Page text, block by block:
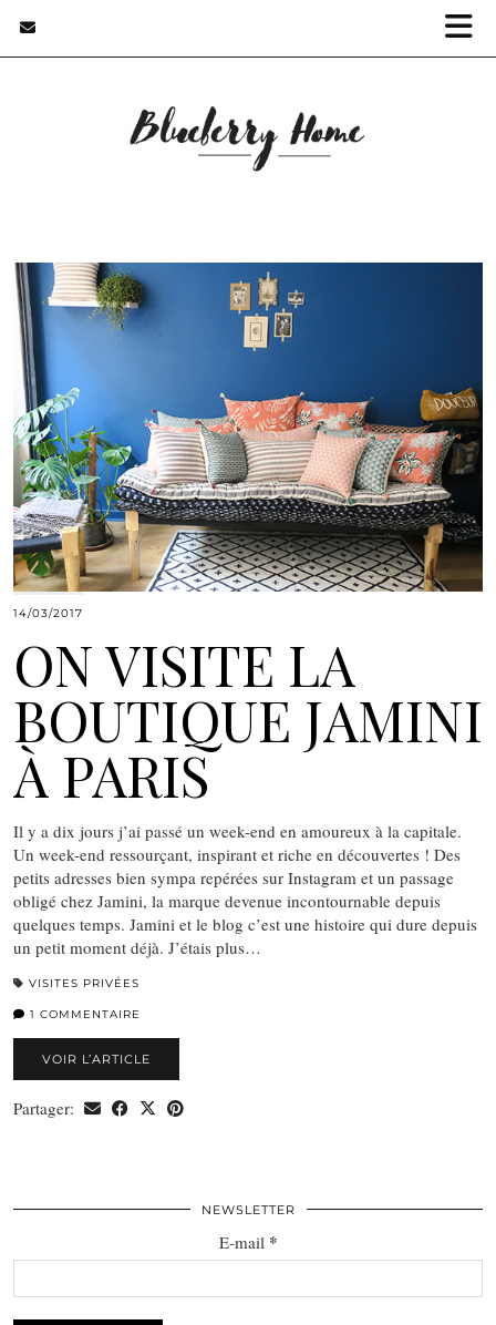
14/03/2017
ON VISITE LA
BOUTIQUE JAMINI
À PARIS
Il y a dix jours j’ai passé un week-end en amoureux à la capitale.
Un week-end ressourçant, inspirant et riche en découvertes ! Des
petits adresses bien sympa repérées sur Instagram et un passage
obligé chez Jamini, la marque devenue incontournable depuis
quelques temps. Jamini et le blog c’est une histoire qui dure depuis
un petit moment déjà. J’étais plus…
VISITES PRIVÉES
1 COMMENTAIRE
VOIR L’ARTICLE
Partager:
NEWSLETTER
E-mail *